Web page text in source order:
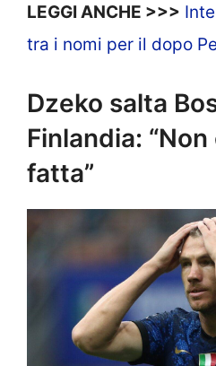
LEGGI ANCHE >>>
tra i nomi per il dopo
Dzeko salta
Finlandia: “Non
fatta”